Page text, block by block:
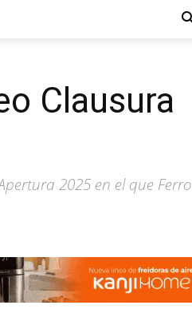
Clausura
2025 en el que Ferro